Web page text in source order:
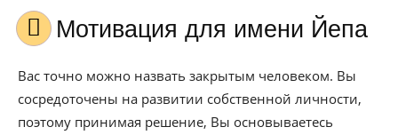
Мотивация для имени Йепа
Вас точно можно назвать закрытым человеком. Вы
сосредоточены на развитии собственной личности,
поэтому принимая решение, Вы основываетесь